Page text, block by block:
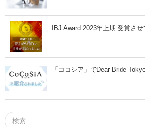
IBJ Award 2023年上期 受賞させ
「ココシア」でDear Bride